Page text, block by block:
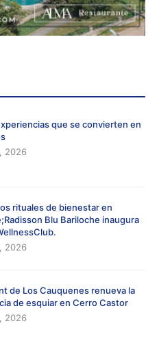
que se convierten en
2026
rituales de bienestar en
Blu Bariloche inaugura
2026
de Los Cauquenes renueva la
de esquiar en Cerro Castor
2026